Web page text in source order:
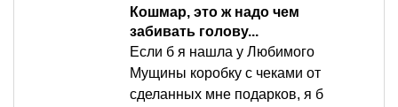
Кошмар, это ж надо чем
забивать голову...
Если б я нашла у Любимого
Мущины коробку с чеками от
сделанных мне подарков, я б